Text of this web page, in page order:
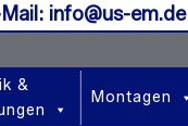
info@us-em.de
&
Montagen